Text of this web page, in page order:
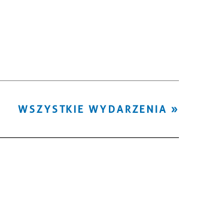
Miejsce
WSZYSTKIE WYDARZENIA